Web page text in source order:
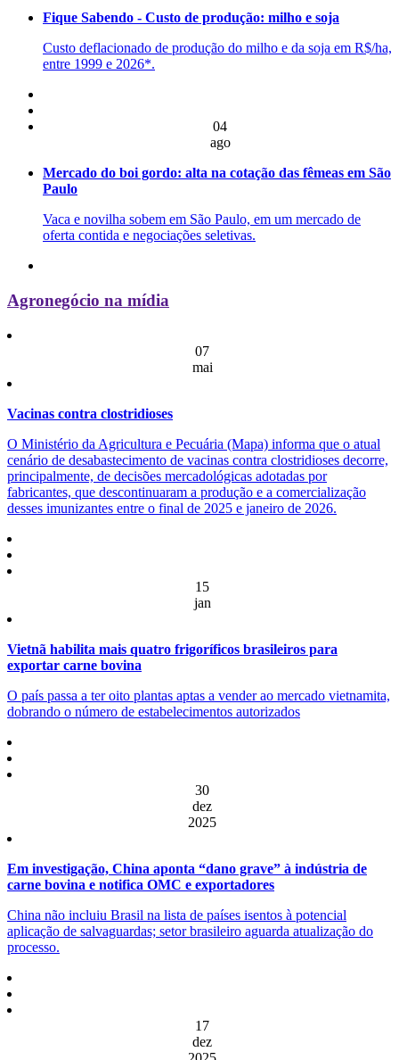
Fique Sabendo - Custo de produção: milho e soja
Custo deflacionado de produção do milho e da soja em R$/ha,
entre 1999 e 2026*.
04
ago
Mercado do boi gordo: alta na cotação das fêmeas em São
Paulo
Vaca e novilha sobem em São Paulo, em um mercado de
oferta contida e negociações seletivas.
Agronegócio na mídia
07
mai
Vacinas contra clostridioses
O Ministério da Agricultura e Pecuária (Mapa) informa que o atual
cenário de desabastecimento de vacinas contra clostridioses decorre,
principalmente, de decisões mercadológicas adotadas por
fabricantes, que descontinuaram a produção e a comercialização
desses imunizantes entre o final de 2025 e janeiro de 2026.
15
jan
Vietnã habilita mais quatro frigoríficos brasileiros para
exportar carne bovina
O país passa a ter oito plantas aptas a vender ao mercado vietnamita,
dobrando o número de estabelecimentos autorizados
30
dez
2025
Em investigação, China aponta “dano grave” à indústria de
carne bovina e notifica OMC e exportadores
China não incluiu Brasil na lista de países isentos à potencial
aplicação de salvaguardas; setor brasileiro aguarda atualização do
processo.
17
dez